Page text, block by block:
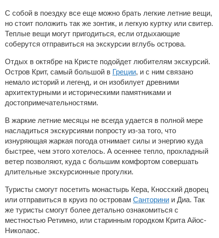
С собой в поездку все еще можно брать легкие летние вещи,
но стоит положить так же зонтик, и легкую куртку или свитер.
Теплые вещи могут пригодиться, если отдыхающие
соберутся отправиться на экскурсии вглубь острова.
Отдых в октябре на Кристе подойдет любителям экскурсий.
Остров Крит, самый большой в Греции, и с ним связано
немало историй и легенд, и он изобилует древними
архитектурными и историческими памятниками и
достопримечательностями.
В жаркие летние месяцы не всегда удается в полной мере
насладиться экскурсиями попросту из-за того, что
изнуряющая жаркая погода отнимает силы и энергию куда
быстрее, чем этого хотелось. А осеннее тепло, прохладный
ветер позволяют, куда с большим комфортом совершать
длительные экскурсионные прогулки.
Туристы смогут посетить монастырь Кера, Кносский дворец
или отправиться в круиз по островам Санторини и Диа. Так
же туристы смогут более детально ознакомиться с
местностью Ретимно, или старинным городком Крита Айос-
Николаос.